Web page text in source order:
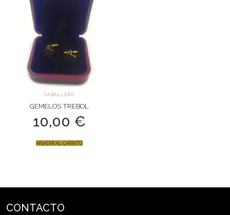
CABALLERO
GEMELOS TREBOL
10,00 €
AÑADIR AL CARRITO
CONTACTO